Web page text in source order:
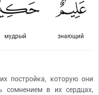
знающий
мудрый
их постройка, которую они
сомнением в их сердцах,